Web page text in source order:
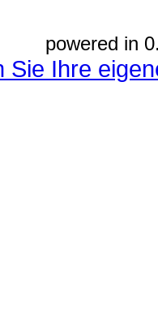
powered in
Sie Ihre